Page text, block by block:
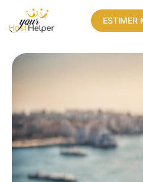
ESTIMER